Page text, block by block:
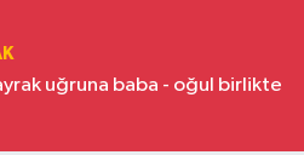
uğruna baba - oğul birlikte